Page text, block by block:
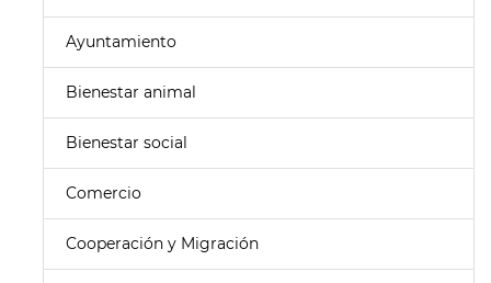
Ayuntamiento
Bienestar animal
Bienestar social
Comercio
Cooperación y Migración